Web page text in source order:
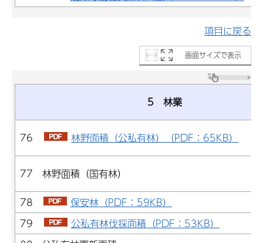
項目に戻る
画面サイズで表示
5 林業
76 林野面積（公私有林）（PDF：65KB）
77 林野面積（国有林）
78
保安林（PDF：59KB）
79
公私有林伐採面積（PDF：53KB）